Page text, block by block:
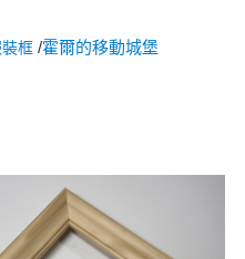
框 /霍爾的移動城堡